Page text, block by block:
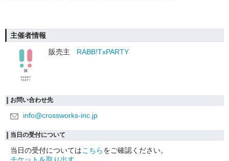
主催者情報
販売主
RABB!TxPARTY
お問い合わせ先
info@crossworks-inc.jp
当日の受付について
当日の受付についてはこちらをご確認ください。